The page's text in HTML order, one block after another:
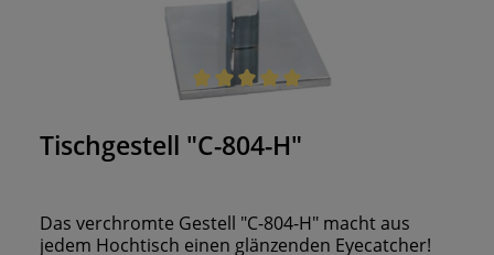
Durchschnittliche Bewertung von 5 von 5 Sternen
Tischgestell "C-804-H"
Das verchromte Gestell "C-804-H" macht aus
jedem Hochtisch einen glänzenden Eyecatcher!